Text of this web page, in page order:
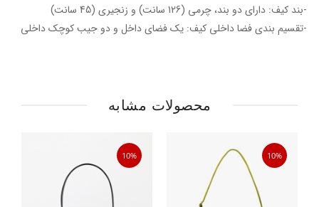
-بند کیف: دارای دو بند، چرمی (126 سانت) و زنجیری (45 سانت)
-تقسیم بندی فضا داخلی کیف: یک فضای داخل و دو جیب کوچک داخلی
محصولات مشابه
10%
10%